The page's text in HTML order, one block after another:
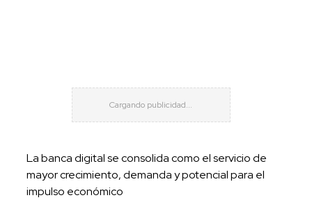
La banca digital se consolida como el servicio de
mayor crecimiento, demanda y potencial para el
impulso económico